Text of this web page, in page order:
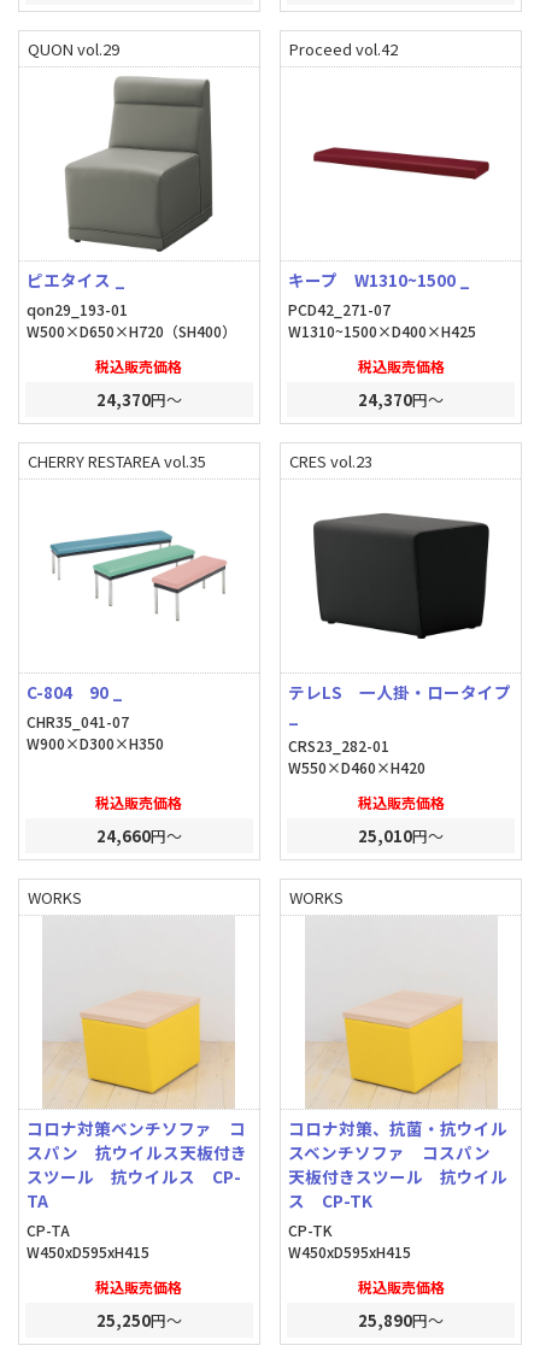
QUON vol.29
ピエタイス _
qon29_193-01
W500×D650×H720（SH400）
税込販売価格
24,370円～
Proceed vol.42
キープ W1310~1500 _
PCD42_271-07
W1310~1500×D400×H425
税込販売価格
24,370円～
CHERRY RESTAREA vol.35
C-804 90 _
CHR35_041-07
W900×D300×H350
税込販売価格
24,660円～
CRES vol.23
テレLS 一人掛・ロータイプ
CRS23_282-01
W550×D460×H420
税込販売価格
25,010円～
WORKS
コロナ対策ベンチソファ コ
スパン 抗ウイルス天板付き
スツール 抗ウイルス CP-
TA
CP-TA
W450xD595xH415
税込販売価格
25,250円～
WORKS
コロナ対策、抗菌・抗ウイル
スベンチソファ コスパン
天板付きスツール 抗ウイル
ス CP-TK
CP-TK
W450xD595xH415
税込販売価格
25,890円～